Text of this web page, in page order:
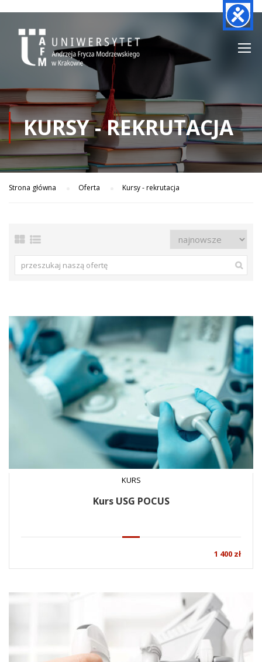
KURSY - REKRUTACJA
Strona główna Oferta Kursy - rekrutacja
KURS
Kurs USG POCUS
1 400 zł